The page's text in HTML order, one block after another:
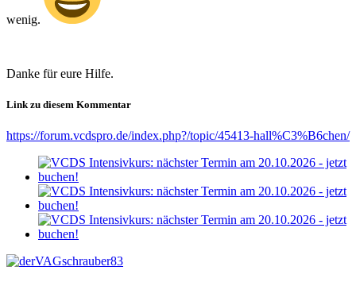
wenig.
Danke für eure Hilfe.
Link zu diesem Kommentar
https://forum.vcdspro.de/index.php?/topic/45413-hall%C3%B6chen/